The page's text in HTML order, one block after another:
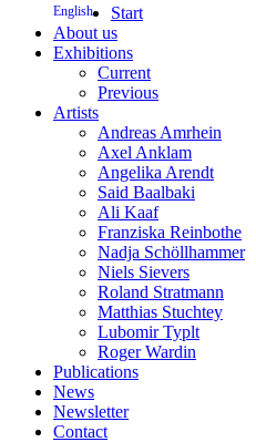
English
Start
About us
Exhibitions
Current
Previous
Artists
Andreas Amrhein
Axel Anklam
Angelika Arendt
Said Baalbaki
Ali Kaaf
Franziska Reinbothe
Nadja Schöllhammer
Niels Sievers
Roland Stratmann
Matthias Stuchtey
Lubomir Typlt
Roger Wardin
Publications
News
Newsletter
Contact